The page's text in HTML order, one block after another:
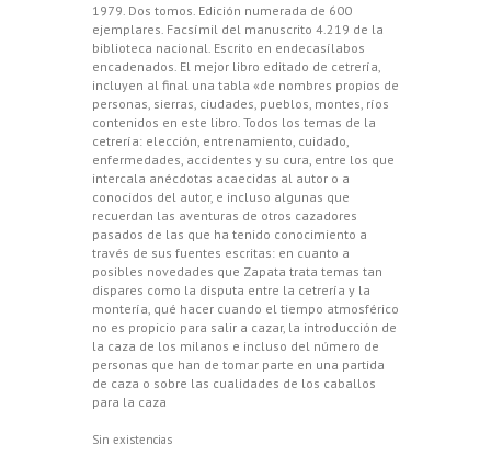
1979. Dos tomos. Edición numerada de 600
ejemplares. Facsímil del manuscrito 4.219 de la
biblioteca nacional. Escrito en endecasílabos
encadenados. El mejor libro editado de cetrería,
incluyen al final una tabla «de nombres propios de
personas, sierras, ciudades, pueblos, montes, ríos
contenidos en este libro. Todos los temas de la
cetrería: elección, entrenamiento, cuidado,
enfermedades, accidentes y su cura, entre los que
intercala anécdotas acaecidas al autor o a
conocidos del autor, e incluso algunas que
recuerdan las aventuras de otros cazadores
pasados de las que ha tenido conocimiento a
través de sus fuentes escritas: en cuanto a
posibles novedades que Zapata trata temas tan
dispares como la disputa entre la cetrería y la
montería, qué hacer cuando el tiempo atmosférico
no es propicio para salir a cazar, la introducción de
la caza de los milanos e incluso del número de
personas que han de tomar parte en una partida
de caza o sobre las cualidades de los caballos
para la caza
Sin existencias